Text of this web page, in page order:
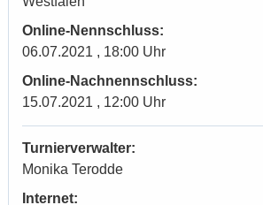
Online-Nennschluss:
06.07.2021 , 18:00 Uhr
Online-Nachnennschluss:
15.07.2021 , 12:00 Uhr
Turnierverwalter:
Monika Terodde
Internet: